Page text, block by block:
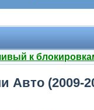
к
Авто (2009-